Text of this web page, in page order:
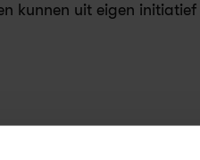
kunnen uit eigen initiatief
Play Store. We